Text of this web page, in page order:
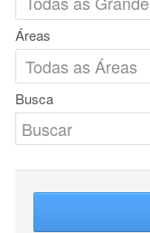
Áreas
Busca